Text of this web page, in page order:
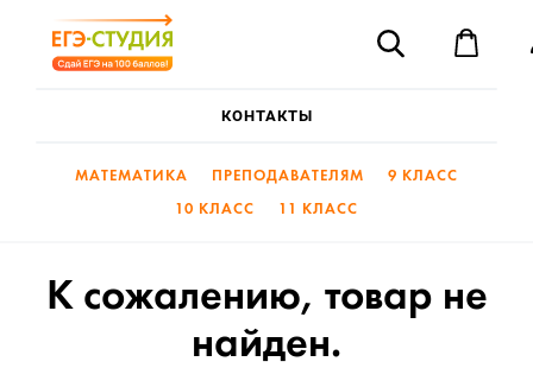
«ЕГЭ-
Студия»
—
выше
КОНТАКТЫ
Поиск
МАТЕМАТИКА ПРЕПОДАВАТЕЛЯМ 9 КЛАСС
10 КЛАСС 11 КЛАСС
К сожалению, товар не
найден.